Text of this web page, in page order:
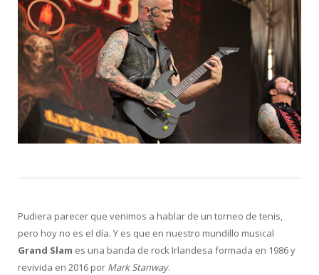
Pudiera parecer que venimos a hablar de un torneo de tenis,
pero hoy no es el día. Y es que en nuestro mundillo musical
Grand Slam es una banda de rock Irlandesa formada en 1986 y
revivida en 2016 por Mark Stanway.